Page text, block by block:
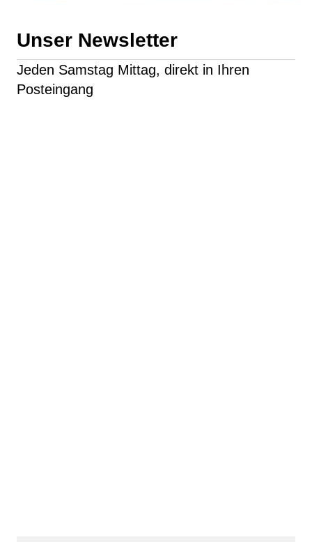
Unser Newsletter
Jeden Samstag Mittag, direkt in Ihren
Posteingang